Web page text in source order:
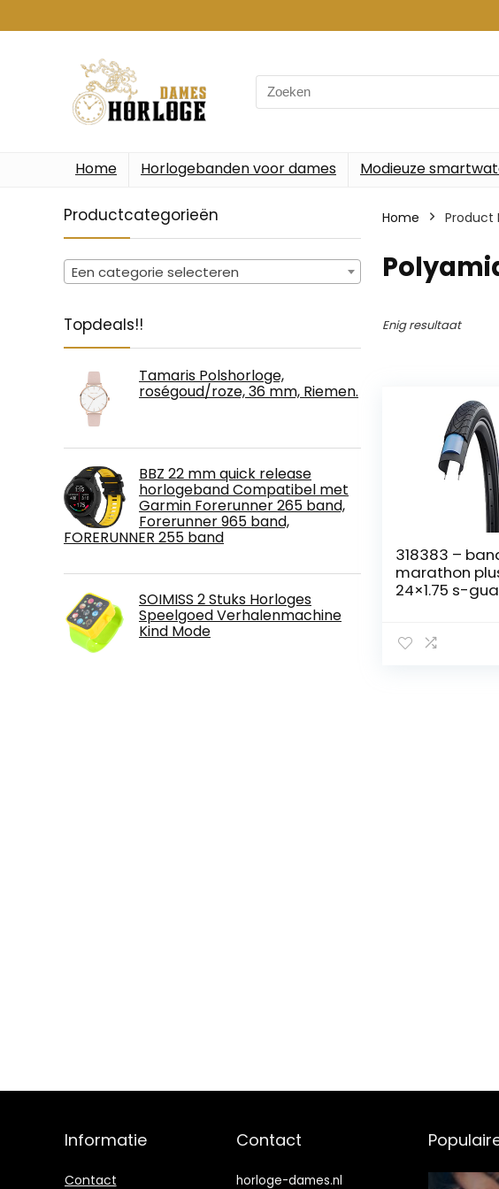
Search
for:
Home Horlogebanden voor dames Modieuze
Productcategorieën
Een categorie selecteren
Topdeals!!
Tamaris Polshorloge,
roségoud/roze, 36 mm, Riemen.
BBZ 22 mm quick release
horlogeband Compatibel met
Garmin Forerunner 265 band,
Forerunner 965 band,
FORERUNNER 255 band
SOIMISS 2 Stuks Horloges
Speelgoed Verhalenmachine
Kind Mode
Home Product
Enig resultaat
318383 –
marathon
24×1.75 s-
endurance
Informatie
Contact
Contact
horloge-dames.nl